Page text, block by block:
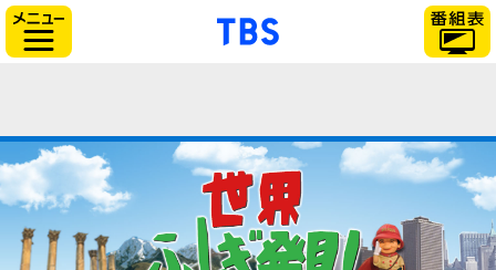
「TBSテレビ」トップページ